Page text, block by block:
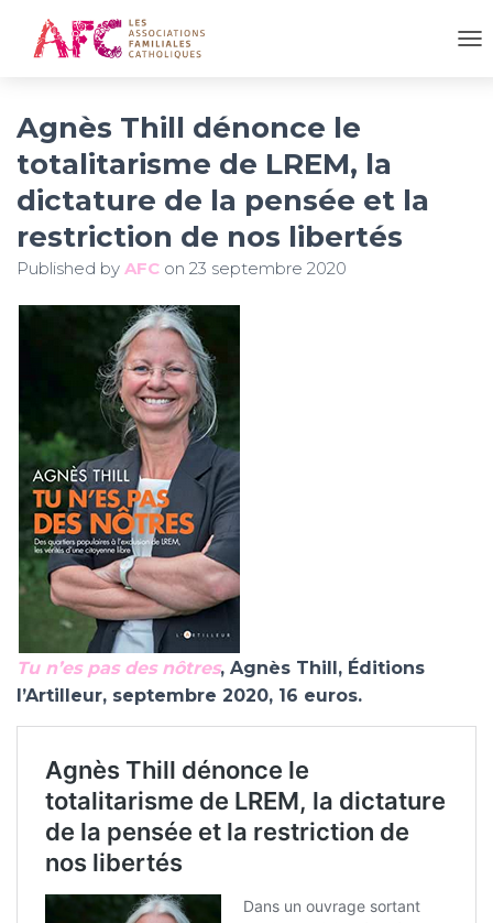
Agnès Thill dénonce le
totalitarisme de LREM, la
dictature de la pensée et la
restriction de nos libertés
Published by AFC on 23 septembre 2020
Tu n’es pas des nôtres, Agnès Thill, Éditions
l’Artilleur, septembre 2020, 16 euros.